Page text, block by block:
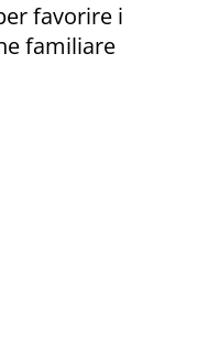
favorire i
familiare